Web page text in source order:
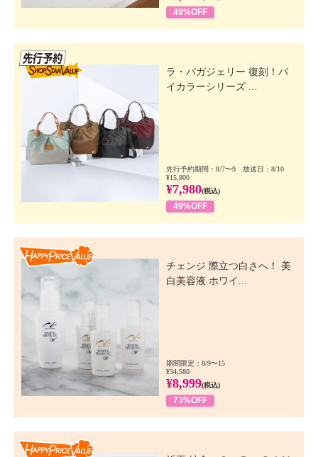
49%OFF
ラ・バガジェリー 復刻！バ
イカラーシリーズ ...
先行予約期間：8/7〜9 放送日：8/10
¥15,800
¥7,980(税込)
49%OFF
チェンジ 際立つ白さへ！ 美
白美容液 ホワイ...
期間限定：8/9〜15
¥34,580
¥8,999(税込)
73%OFF